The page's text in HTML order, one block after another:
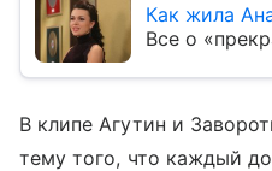
Как жила
Все о
В клипе Агутин и
тему того, что каждый